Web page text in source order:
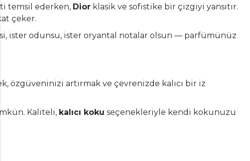
temsil ederken, Dior klasik ve sofistike bir çizgiyi yansıtır.
çeker.
ister odunsu, ister oryantal notalar olsun — parfümünüz
özgüveninizi artırmak ve çevrenizde kalıcı bir iz
Kaliteli, kalıcı koku seçenekleriyle kendi kokunuzu